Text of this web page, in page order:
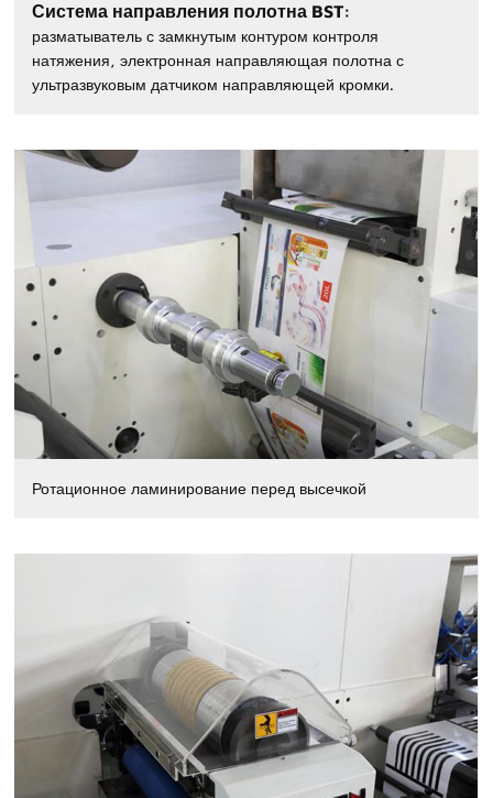
Система направления полотна BST:
разматыватель с замкнутым контуром контроля
натяжения, электронная направляющая полотна с
ультразвуковым датчиком направляющей кромки.
Ротационное ламинирование перед высечкой